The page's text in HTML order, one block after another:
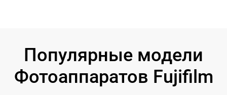
Популярные модели
Фотоаппаратов Fujifilm